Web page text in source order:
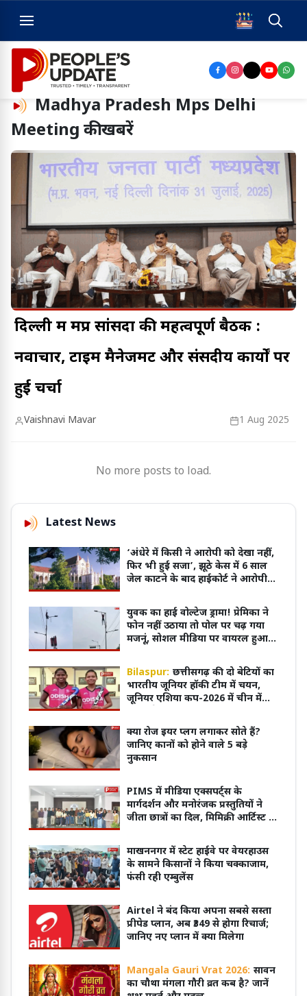
Madhya Pradesh Mps Delhi
Meeting की खबरें
दिल्ली में मप्र सांसदों की महत्वपूर्ण बैठक :
नवाचार, टाइम मैनेजमेंट और संसदीय कार्यों पर
हुई चर्चा
Vaishnavi Mavar 1 Aug 2025
No more posts to load.
Latest News
‘अंधेरे में किसी ने आरोपी को देखा नहीं,
फिर भी हुई सजा’, झूठे केस में 6 साल
जेल काटने के बाद हाईकोर्ट ने आरोपी
युवक का हाई वोल्टेज ड्रामा! प्रेमिका ने
फोन नहीं उठाया तो पोल पर चढ़ गया
मजनूं, सोशल मीडिया पर वायरल हुआ
Bilaspur: छत्तीसगढ़ की दो बेटियों का
भारतीय जूनियर हॉकी टीम में चयन,
जूनियर एशिया कप-2026 में चीन में
क्या रोज इयर प्लग लगाकर सोते हैं?
जानिए कानों को होने वाले 5 बड़े
नुकसान
PIMS में मीडिया एक्सपर्ट्स के
मार्गदर्शन और मनोरंजक प्रस्तुतियों ने
जीता छात्रों का दिल, मिमिक्री आर्टिस्ट ने
माखननगर में स्टेट हाईवे पर वेयरहाउस
के सामने किसानों ने किया चक्काजाम,
फंसी रही एम्बुलेंस
Airtel ने बंद किया अपना सबसे सस्ता
प्रीपेड प्लान, अब ₹349 से होगा रिचार्ज;
जानिए नए प्लान में क्या मिलेगा
Mangala Gauri Vrat 2026: सावन
का चौथा मंगला गौरी व्रत कब है? जानें